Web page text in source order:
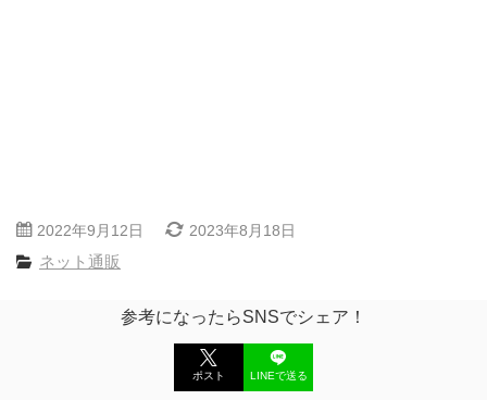
2022年9月12日 2023年8月18日
ネット通販
参考になったらSNSでシェア！
ポスト LINEで送る